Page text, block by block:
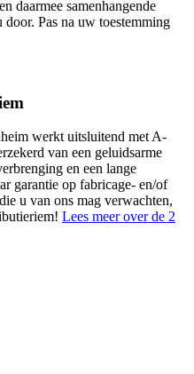
daarmee samenhangende
Pas na uw toestemming
werkt uitsluitend met A-
van een geluidsarme
en een lange
garantie op fabricage- en/of
u van ons mag verwachten,
Lees meer over de 2